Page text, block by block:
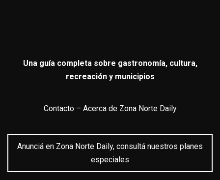
Una guía completa sobre gastronomía, cultura,
recreación y municipios
Contacto– Acerca de Zona Norte Daily
Anunciá en Zona Norte Daily, consultá nuestros planes
especiales